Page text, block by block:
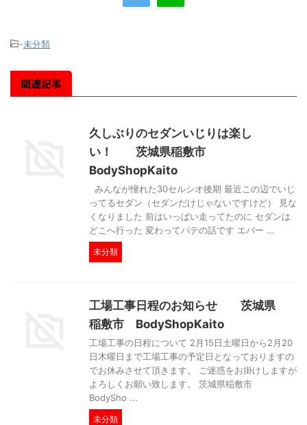
-未分類
関連記事
久しぶりのセダンいじりは楽し
い！ 茨城県稲敷市
BodyShopKaito
みんなが憧れた30セルシオ後期 最近この辺でいじ
ってるセダン（セダンだけじゃないですけど） 見な
くなりました 前はいっぱい走ってたのに セダンは
どこへ行った 変わってパテの話です エバー ...
未分類
工場工事日程のお知らせ 茨城県
稲敷市 BodyShopKaito
工場工事の日程について 2月15日土曜日から2月20
日木曜日まで工場工事の予定日となっておりますの
でお休みさせて頂きます。 ご迷惑をお掛けしますが
よろしくお願い致します。 茨城県稲敷市
BodySho ...
未分類